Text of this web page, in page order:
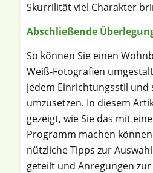
Skurrilität viel Charakter
Abschließende
So können Sie einen
Weiß-Fotografien
jedem Einrichtungsstil und
umzusetzen. In diesem
gezeigt, wie Sie das mit
Programm machen
nützliche Tipps zur
geteilt und Anregungen